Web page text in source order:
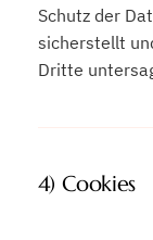
Schutz der
sicherstellt
Dritte
4) Cookies